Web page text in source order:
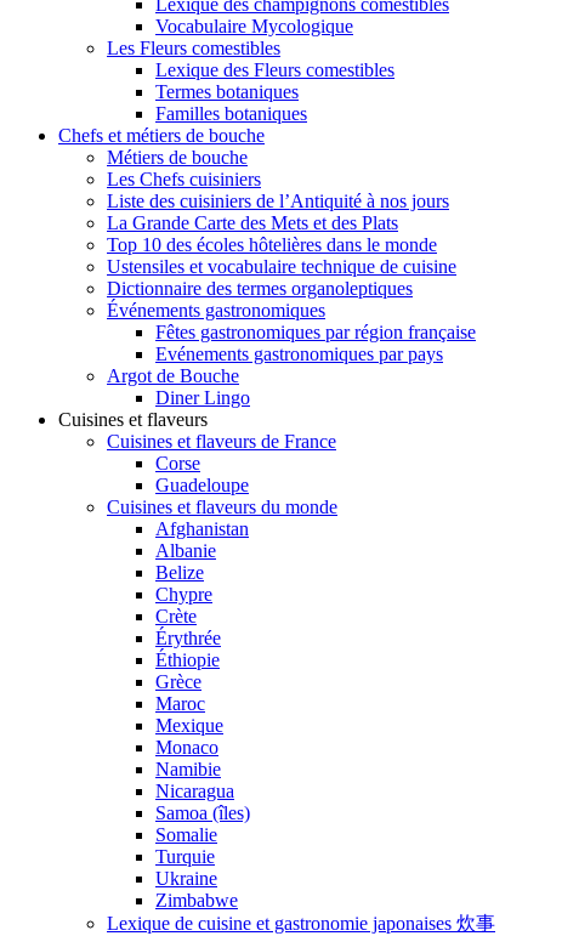
Lexique des champignons comestibles
Vocabulaire Mycologique
Les Fleurs comestibles
Lexique des Fleurs comestibles
Termes botaniques
Familles botaniques
Chefs et métiers de bouche
Métiers de bouche
Les Chefs cuisiniers
Liste des cuisiniers de l’Antiquité à nos jours
La Grande Carte des Mets et des Plats
Top 10 des écoles hôtelières dans le monde
Ustensiles et vocabulaire technique de cuisine
Dictionnaire des termes organoleptiques
Événements gastronomiques
Fêtes gastronomiques par région française
Evénements gastronomiques par pays
Argot de Bouche
Diner Lingo
Cuisines et flaveurs
Cuisines et flaveurs de France
Corse
Guadeloupe
Cuisines et flaveurs du monde
Afghanistan
Albanie
Belize
Chypre
Crète
Érythrée
Éthiopie
Grèce
Maroc
Mexique
Monaco
Namibie
Nicaragua
Samoa (îles)
Somalie
Turquie
Ukraine
Zimbabwe
Lexique de cuisine et gastronomie japonaises 炊事